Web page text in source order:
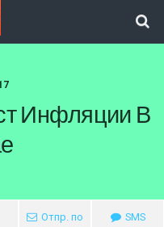
Инфляции В
Отпр. по
SMS